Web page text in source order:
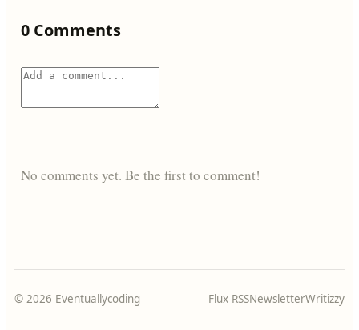
0 Comments
No comments yet. Be the first to comment!
© 2026 Eventuallycoding Flux RSSNewsletterWritizzy